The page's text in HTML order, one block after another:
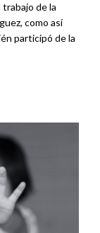
de la
como así
participó de la